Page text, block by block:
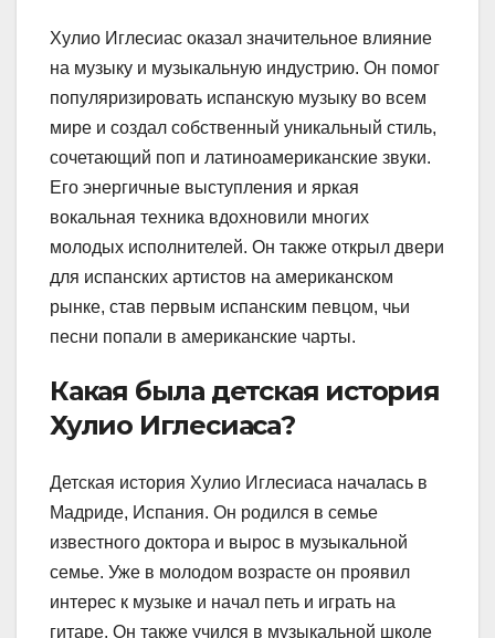
Хулио Иглесиас оказал значительное влияние
на музыку и музыкальную индустрию. Он помог
популяризировать испанскую музыку во всем
мире и создал собственный уникальный стиль,
сочетающий поп и латиноамериканские звуки.
Его энергичные выступления и яркая
вокальная техника вдохновили многих
молодых исполнителей. Он также открыл двери
для испанских артистов на американском
рынке, став первым испанским певцом, чьи
песни попали в американские чарты.
Какая была детская история
Хулио Иглесиаса?
Детская история Хулио Иглесиаса началась в
Мадриде, Испания. Он родился в семье
известного доктора и вырос в музыкальной
семье. Уже в молодом возрасте он проявил
интерес к музыке и начал петь и играть на
гитаре. Он также учился в музыкальной школе